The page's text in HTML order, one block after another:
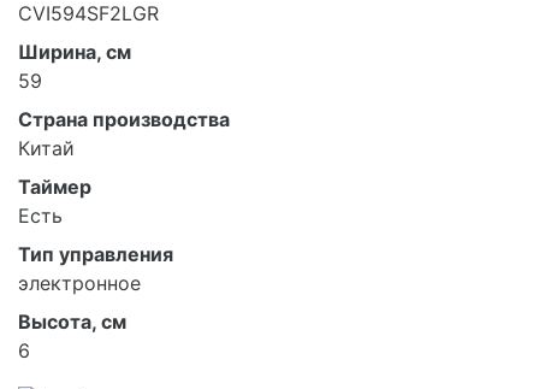
CVI594SF2LGR
Ширина, см
59
Страна производства
Китай
Таймер
Есть
Тип управления
электронное
Высота, см
6